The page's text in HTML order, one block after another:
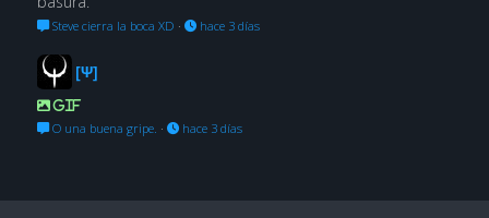
Steve cierra la boca XD · hace 3 días
[Ψ]
GIF
O una buena gripe. · hace 3 días